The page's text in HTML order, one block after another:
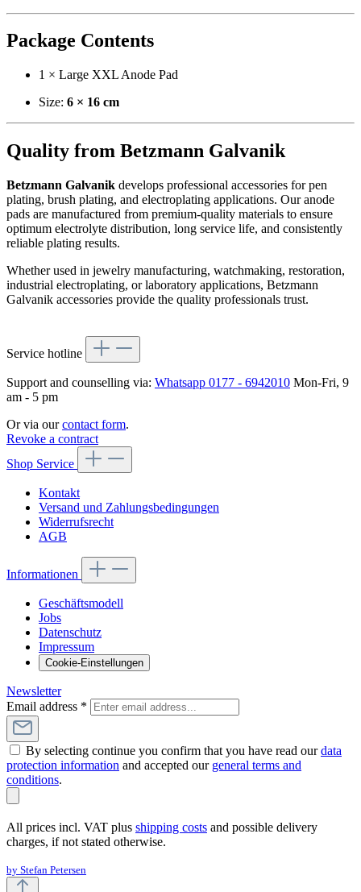
Package Contents
1 × Large XXL Anode Pad
Size: 6 × 16 cm
Quality from Betzmann Galvanik
Betzmann Galvanik develops professional accessories for pen
plating, brush plating, and electroplating applications. Our anode
pads are manufactured from premium-quality materials to ensure
optimum electrolyte distribution, long service life, and consistently
reliable plating results.
Whether used in jewelry manufacturing, watchmaking, restoration,
industrial electroplating, or laboratory applications, Betzmann
Galvanik accessories provide the quality professionals trust.
Service hotline
Support and counselling via: Whatsapp 0177 - 6942010 Mon-Fri, 9
am - 5 pm
Or via ourcontact form.
Revoke a contract
Shop Service
Kontakt
Versand und Zahlungsbedingungen
Widerrufsrecht
AGB
Informationen
Geschäftsmodell
Jobs
Datenschutz
Impressum
Cookie-Einstellungen
Newsletter
Email address *
By selecting continue you confirm that you have read ourdata
protection information and accepted our general terms and
conditions.
All prices incl. VAT plus shipping costs and possible delivery
charges, if not stated otherwise.
by Stefan Petersen